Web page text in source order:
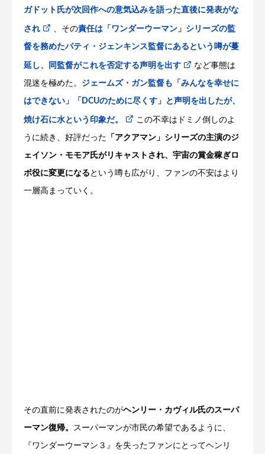
ガドット氏が次回作への意気込みを語った直後に発表がな
され 、その責任は「ワンダーウーマン」シリーズの監
督を務めたパティ・ジェンキンス監督にあるという噂が蔓
延し、同監督がこれを否定する声明を出す など事態は
混迷を極めた。 ジェームズ・ガン監督も「みんなを幸せに
はできない」「DCUのために尽くす」と声明を出したが、
焼け石に水という印象だ。 この不幸はドミノ倒しのよ
うに続き、好評だった 「アクアマン」シリーズの主演のジ
ェイソン・モモア氏がリキャストされ、宇宙の賞金稼ぎロ
ボ役に変更になる という噂も広がり、ファンの不安はより
一層高まっていく。
その直前に発表されたのがヘンリー・カヴィル氏のスーパ
ーマン復帰。 スーパーマンが市民の希望であるように、
『ワンダーウーマン３』を失ったファンにとってヘンリ